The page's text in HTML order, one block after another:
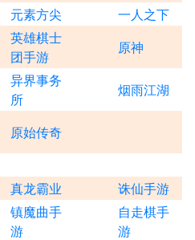
元素方尖 一人之下
英雄棋士
团手游
原神
异界事务
所
烟雨江湖
原始传奇
真龙霸业 诛仙手游
镇魔曲手
游
自走棋手
游